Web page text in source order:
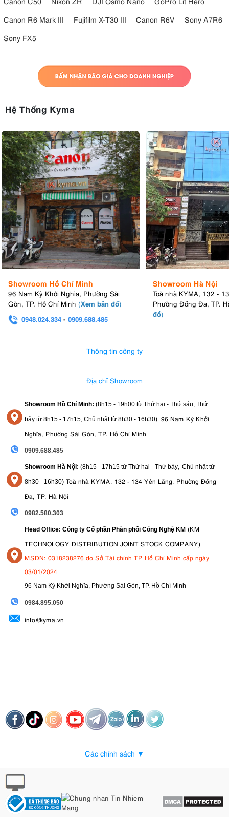
Canon R6 Mark III
Fujifilm X-T30 III Canon R6V
Sony A7R6
Sony FX5
Hệ Thống Kyma
Showroom Hồ Chí Minh
96 Nam Kỳ Khởi Nghĩa, Phường Sài
Gòn, TP. Hồ Chí Minh (Xem bản đồ)
0948.024.334 - 0909.688.485
Showroom Hà Nội
Toà nhà KYMA, 132 -
Phường Đống Đa, TP.
đồ)
Thông tin công ty
Địa chỉ Showroom
Showroom Hồ Chí Minh: (8h15 - 19h00 từ Thứ hai - Thứ sáu, Thứ
bảy từ 8h15 - 17h15, Chủ nhật từ 8h30 - 16h30) 96 Nam Kỳ Khởi
Nghĩa, Phường Sài Gòn, TP. Hồ Chí Minh
0909.688.485
Showroom Hà Nội: (8h15 - 17h15 từ Thứ hai - Thứ bảy, Chủ nhật từ
8h30 - 16h30) Toà nhà KYMA, 132 - 134 Yên Lãng, Phường Đống
Đa, TP. Hà Nội
0982.580.303
Head Office: Công ty Cổ phần Phân phối Công Nghệ KM (KM
TECHNOLOGY DISTRIBUTION JOINT STOCK COMPANY)
MSDN: 0318238276 do Sở Tài chính TP Hồ Chí Minh cấp ngày
03/01/2024
96 Nam Kỳ Khởi Nghĩa, Phường Sài Gòn, TP. Hồ Chí Minh
0984.895.050
info@kyma.vn
Các chính sách ▼